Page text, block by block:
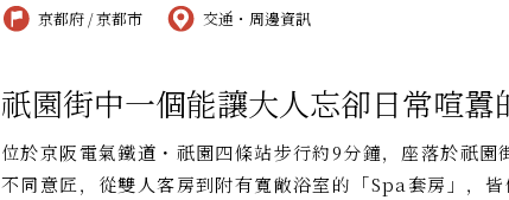
京都府 / 京都市 交通・周邊資訊
祇園街中一個能讓大人忘卻日常喧囂
位於京阪電氣鐵道・祇園四條站步行約9分鐘，座落於祇
不同意匠，從雙人客房到附有寬敞浴室的「Spa套房」，